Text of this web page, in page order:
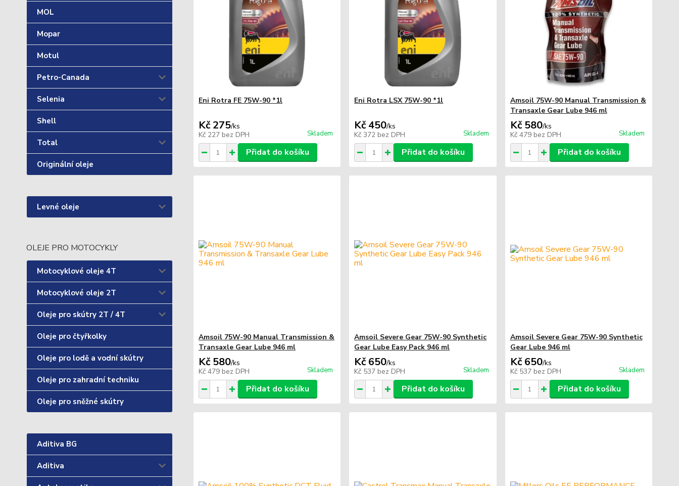
MOL
Mopar
Motul
Petro-Canada
Selenia
Shell
Total
Originální oleje
Levné oleje
OLEJE PRO MOTOCYKLY
Motocyklové oleje 4T
Motocyklové oleje 2T
Oleje pro skútry 2T / 4T
Oleje pro čtyřkolky
Oleje pro lodě a vodní skútry
Oleje pro zahradní techniku
Oleje pro sněžné skútry
Aditiva BG
Aditiva
Eni Rotra FE 75W-90 *1l
Kč 275/ks
Kč 227 bez DPH Skladem
Přidat do košíku
Eni Rotra LSX 75W-90 *1l
Kč 450/ks
Kč 372 bez DPH Skladem
Přidat do košíku
Amsoil 75W-90 Manual Transmission &
Transaxle Gear Lube 946 ml
Kč 580/ks
Kč 479 bez DPH Skladem
Přidat do košíku
Amsoil 75W-90 Manual Transmission &
Transaxle Gear Lube 946 ml
Kč 580/ks
Kč 479 bez DPH Skladem
Přidat do košíku
Amsoil Severe Gear 75W-90 Synthetic
Gear Lube Easy Pack 946 ml
Kč 650/ks
Kč 537 bez DPH Skladem
Přidat do košíku
Amsoil Severe Gear 75W-90 Synthetic
Gear Lube 946 ml
Kč 650/ks
Kč 537 bez DPH Skladem
Přidat do košíku